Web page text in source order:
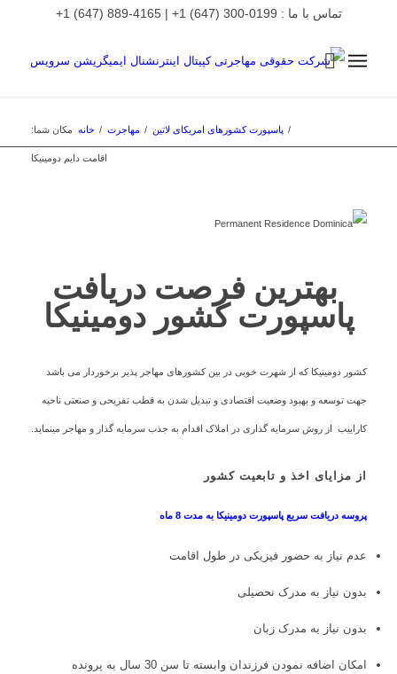
تماس با ما : 0199-300 (647) 1+ | 4165-889 (647) 1+
مکان شما: خانه / مهاجرت / پاسپورت کشورهای امریکای لاتین /
اقامت دایم دومینیکا
بهترین فرصت دریافت
پاسپورت کشور دومینیکا
کشور دومینیکا که از شهرت خوبی در بین کشورهای مهاجر پذیر برخوردار می باشد
جهت توسعه و بهبود وضعیت اقتصادی و تبدیل شدن به قطب تفریحی و صنعتی ناحیه
کاراییب از روش سرمایه گذاری در املاک اقدام به جذب سرمایه گذار و مهاجر مینماید.
از مزایای اخذ و تابعیت کشور
پروسه دریافت سریع پاسپورت دومینیکا به مدت 8 ماه
عدم نیاز به حضور فیزیکی در طول اقامت
بدون نیاز به مدرک نحصیلی
بدون نیاز یه مدرک زبان
امکان اضافه نمودن فرزندان وابسته تا سن 30 سال به پرونده